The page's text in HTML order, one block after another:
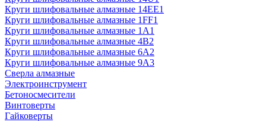
Круги шлифовальные алмазные 14ЕЕ1
Круги шлифовальные алмазные 1FF1
Круги шлифовальные алмазные 1А1
Круги шлифовальные алмазные 4В2
Круги шлифовальные алмазные 6A2
Круги шлифовальные алмазные 9А3
Сверла алмазные
Электроинструмент
Бетоносмесители
Винтоверты
Гайковерты